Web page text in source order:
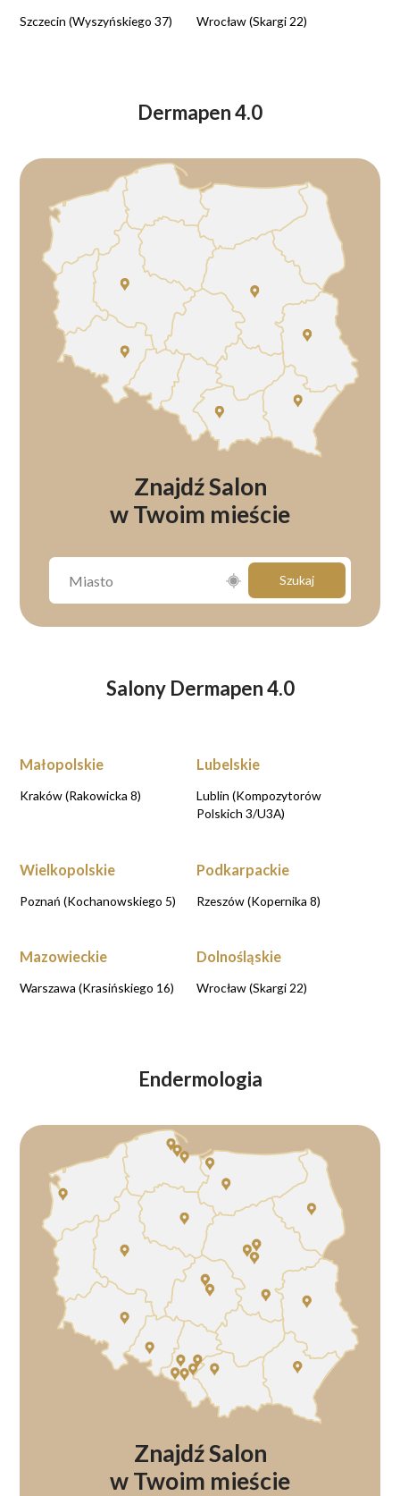
Szczecin (Wyszyńskiego 37) Wrocław (Skargi 22)
Dermapen 4.0
Znajdź Salon
w Twoim mieście
Szukaj
Salony Dermapen 4.0
Małopolskie
Kraków (Rakowicka 8)
Lubelskie
Lublin (Kompozytorów
Polskich 3/U3A)
Wielkopolskie
Poznań (Kochanowskiego 5)
Podkarpackie
Rzeszów (Kopernika 8)
Mazowieckie
Warszawa (Krasińskiego 16)
Dolnośląskie
Wrocław (Skargi 22)
Endermologia
Znajdź Salon
w Twoim mieście